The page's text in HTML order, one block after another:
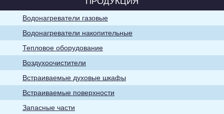
Воздухоочистители
Хозяйственно-
бытовые товары
Водонагреватели газовые
Водонагреватели накопительные
Тепловое оборудование
Воздухоочистители
Встраиваемые духовые шкафы
Встраиваемые поверхности
Запасные части